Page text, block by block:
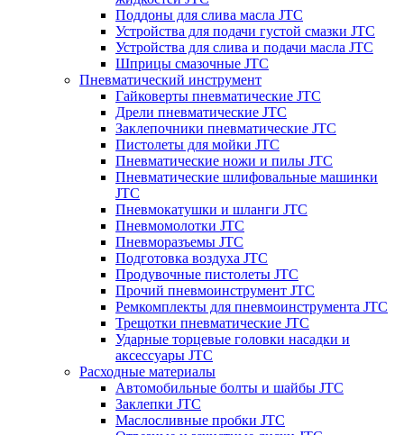
Поддоны для слива масла JTC
Устройства для подачи густой смазки JTC
Устройства для слива и подачи масла JTC
Шприцы смазочные JTC
Пневматический инструмент
Гайковерты пневматические JTC
Дрели пневматические JTC
Заклепочники пневматические JTC
Пистолеты для мойки JTC
Пневматические ножи и пилы JTC
Пневматические шлифовальные машинки
JTC
Пневмокатушки и шланги JTC
Пневмомолотки JTC
Пневморазъемы JTC
Подготовка воздуха JTC
Продувочные пистолеты JTC
Прочий пневмоинструмент JTC
Ремкомплекты для пневмоинструмента JTC
Трещотки пневматические JTC
Ударные торцевые головки насадки и
аксессуары JTC
Расходные материалы
Автомобильные болты и шайбы JTC
Заклепки JTC
Маслосливные пробки JTC